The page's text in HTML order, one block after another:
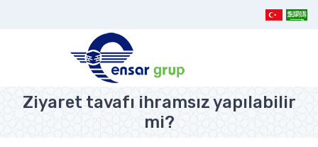
Ziyaret tavafı ihramsız yapılabilir
mi?